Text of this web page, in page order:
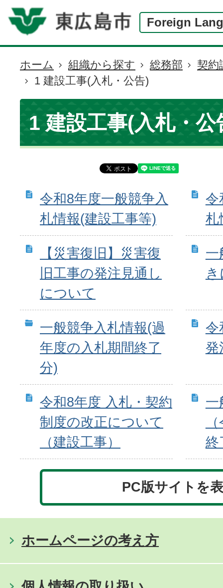
Foreign
現
在
の
位
置
ホーム 組織から探す 総務部
契約
1 建設工事(入札・公告)
1 建設工事(入札・公
令和8年度一般競争入
札情報(建設工事等)
令
札
【災害復旧】災害復
旧工事の発注見通し
について
一
一般競争入札情報(過
年度の入札期間終了
分)
令
発
令和8年度 入札・契約
制度の改正について
（建設工事）
一
終
PC版サイトを
ホームページの考え方